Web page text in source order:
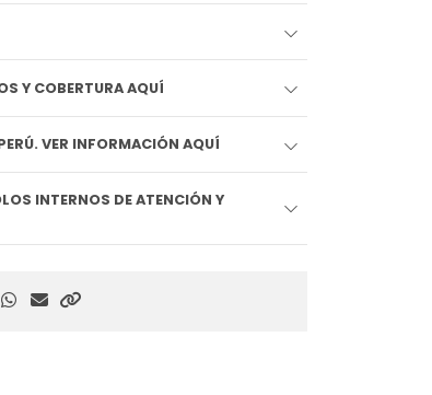
VER TÉRMINOS Y COBERTURA AQUÍ
VER INFORMACIÓN AQUÍ
INTERNOS DE ATENCIÓN Y